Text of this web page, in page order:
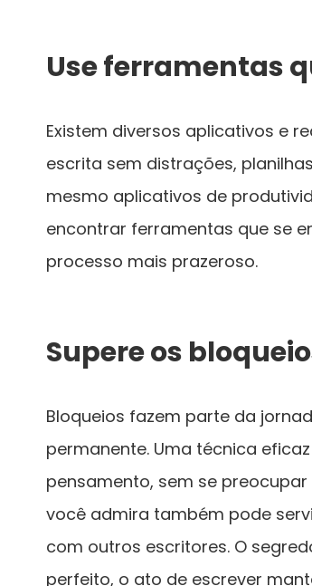
Use ferramentas
Existem diversos aplicativos e
escrita sem distrações,
mesmo aplicativos de
encontrar ferramentas que se
processo mais prazeroso.
Supere os
Bloqueios fazem parte da
permanente. Uma técnica
pensamento, sem se
você admira também pode
com outros escritores. O
perfeito, o ato de escrever